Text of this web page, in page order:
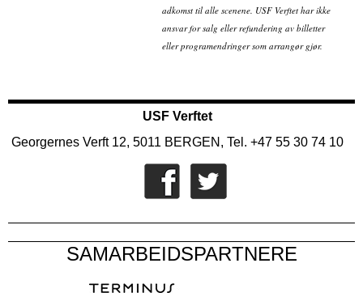
adkomst til alle scenene. USF Verftet har ikke
ansvar for salg eller refundering av billetter
eller programendringer som arrangør gjør.
USF Verftet
Georgernes Verft 12, 5011 BERGEN, Tel. +47 55 30 74 10
SAMARBEIDSPARTNERE